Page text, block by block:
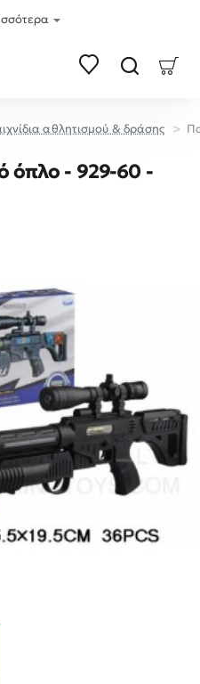
αθλητισμού & δράσης
όπλο - 929-60 -